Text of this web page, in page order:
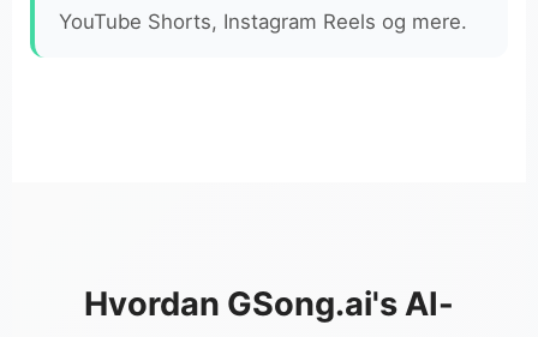
YouTube Shorts, Instagram Reels og mere.
Hvordan GSong.ai's AI-